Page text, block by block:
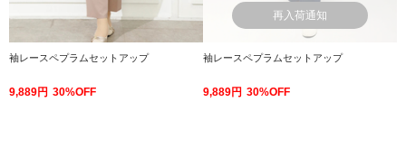
袖レースペプラムセットアップ
9,889円 30%OFF
再入荷通知
袖レースペプラムセットアップ
9,889円 30%OFF